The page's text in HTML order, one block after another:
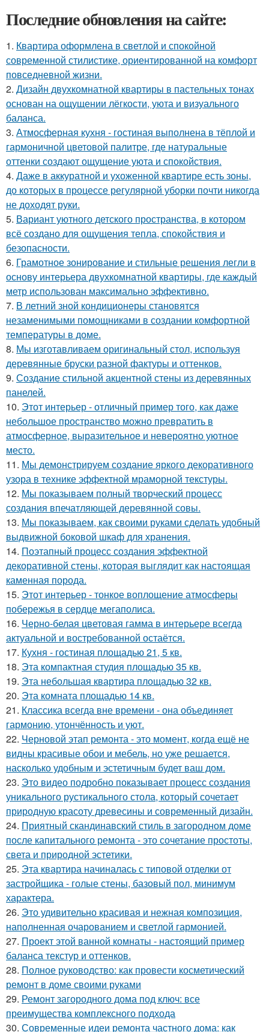
Последние обновления на сайте:
1. Квартира оформлена в светлой и спокойной
современной стилистике, ориентированной на комфорт
повседневной жизни.
2. Дизайн двухкомнатной квартиры в пастельных тонах
основан на ощущении лёгкости, уюта и визуального
баланса.
3. Атмосферная кухня - гостиная выполнена в тёплой и
гармоничной цветовой палитре, где натуральные
оттенки создают ощущение уюта и спокойствия.
4. Даже в аккуратной и ухоженной квартире есть зоны,
до которых в процессе регулярной уборки почти никогда
не доходят руки.
5. Вариант уютного детского пространства, в котором
всё создано для ощущения тепла, спокойствия и
безопасности.
6. Грамотное зонирование и стильные решения легли в
основу интерьера двухкомнатной квартиры, где каждый
метр использован максимально эффективно.
7. В летний зной кондиционеры становятся
незаменимыми помощниками в создании комфортной
температуры в доме.
8. Мы изготавливаем оригинальный стол, используя
деревянные бруски разной фактуры и оттенков.
9. Создание стильной акцентной стены из деревянных
панелей.
10. Этот интерьер - отличный пример того, как даже
небольшое пространство можно превратить в
атмосферное, выразительное и невероятно уютное
место.
11. Мы демонстрируем создание яркого декоративного
узора в технике эффектной мраморной текстуры.
12. Мы показываем полный творческий процесс
создания впечатляющей деревянной совы.
13. Мы показываем, как своими руками сделать удобный
выдвижной боковой шкаф для хранения.
14. Поэтапный процесс создания эффектной
декоративной стены, которая выглядит как настоящая
каменная порода.
15. Этот интерьер - тонкое воплощение атмосферы
побережья в сердце мегаполиса.
16. Черно-белая цветовая гамма в интерьере всегда
актуальной и востребованной остаётся.
17. Кухня - гостиная площадью 21, 5 кв.
18. Эта компактная студия площадью 35 кв.
19. Эта небольшая квартира площадью 32 кв.
20. Эта комната площадью 14 кв.
21. Классика всегда вне времени - она объединяет
гармонию, утончённость и уют.
22. Черновой этап ремонта - это момент, когда ещё не
видны красивые обои и мебель, но уже решается,
насколько удобным и эстетичным будет ваш дом.
23. Это видео подробно показывает процесс создания
уникального рустикального стола, который сочетает
природную красоту древесины и современный дизайн.
24. Приятный скандинавский стиль в загородном доме
после капитального ремонта - это сочетание простоты,
света и природной эстетики.
25. Эта квартира начиналась с типовой отделки от
застройщика - голые стены, базовый пол, минимум
характера.
26. Это удивительно красивая и нежная композиция,
наполненная очарованием и светлой гармонией.
27. Проект этой ванной комнаты - настоящий пример
баланса текстур и оттенков.
28. Полное руководство: как провести косметический
ремонт в доме своими руками
29. Ремонт загородного дома под ключ: все
преимущества комплексного подхода
30. Современные идеи ремонта частного дома: как